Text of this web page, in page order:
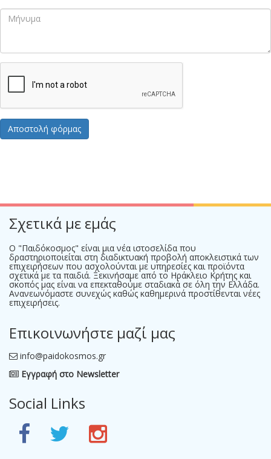
Σχετικά με εμάς
Ο "Παιδόκοσμος" είναι μια νέα ιστοσελίδα που
δραστηριοποιείται στη διαδικτυακή προβολή αποκλειστικά των
επιχειρήσεων που ασχολούνται με υπηρεσίες και προϊόντα
σχετικά με τα παιδιά. Ξεκινήσαμε από το Ηράκλειο Κρήτης και
σκοπός μας είναι να επεκταθούμε σταδιακά σε όλη την Ελλάδα.
Ανανεωνόμαστε συνεχώς καθώς καθημερινά προστίθενται νέες
επιχειρήσεις.
Επικοινωνήστε μαζί μας
info@paidokosmos.gr
Εγγραφή στο Newsletter
Social Links